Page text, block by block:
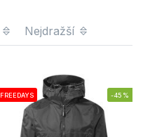
Nejdražší
FREEDAYS -45%